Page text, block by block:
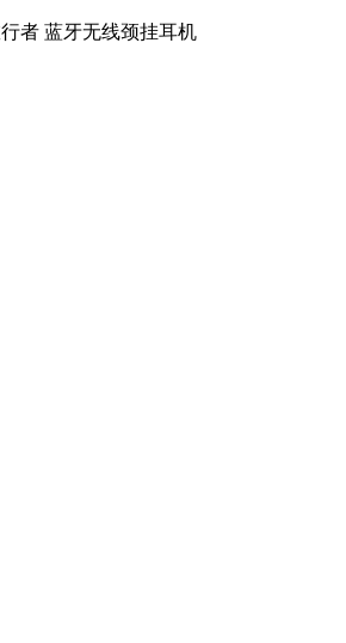
者 蓝牙无线颈挂耳机